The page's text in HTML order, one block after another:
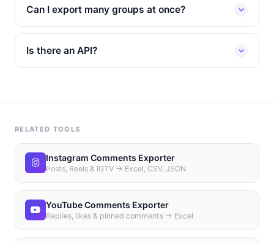
Can I export many groups at once?
Is there an API?
RELATED TOOLS
Instagram Comments Exporter
Posts, Reels & IGTV → Excel, CSV, JSON
YouTube Comments Exporter
Replies, likes & pinned comments → Excel